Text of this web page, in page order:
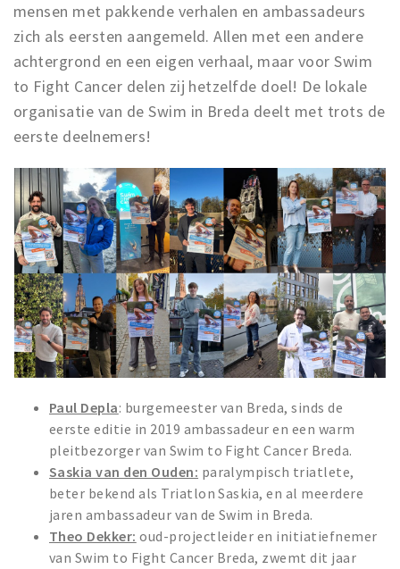
mensen met pakkende verhalen en ambassadeurs
zich als eersten aangemeld. Allen met een andere
achtergrond en een eigen verhaal, maar voor Swim
to Fight Cancer delen zij hetzelfde doel! De lokale
organisatie van de Swim in Breda deelt met trots de
eerste deelnemers!
Paul Depla: burgemeester van Breda, sinds de
eerste editie in 2019 ambassadeur en een warm
pleitbezorger van Swim to Fight Cancer Breda.
Saskia van den Ouden: paralympisch triatlete,
beter bekend als Triatlon Saskia, en al meerdere
jaren ambassadeur van de Swim in Breda.
Theo Dekker: oud-projectleider en initiatiefnemer
van Swim to Fight Cancer Breda, zwemt dit jaar